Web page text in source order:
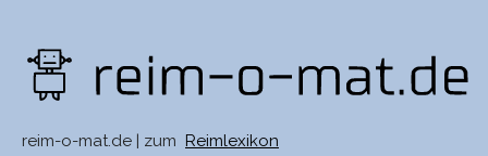
reim-o-mat.de | zum
Reimlexikon